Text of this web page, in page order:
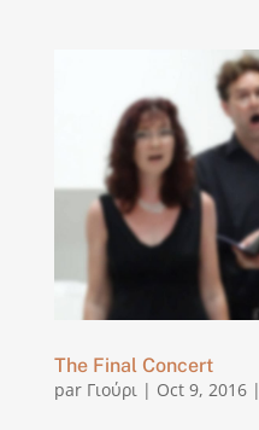
The Final Concert
par Γιούρι| Oct 9, 2016|